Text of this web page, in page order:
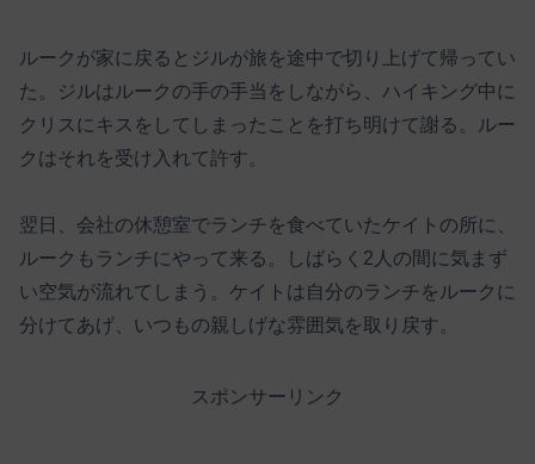
ルークが家に戻るとジルが旅を途中で切り上げて帰ってい
た。ジルはルークの手の手当をしながら、ハイキング中に
クリスにキスをしてしまったことを打ち明けて謝る。ルー
クはそれを受け入れて許す。
翌日、会社の休憩室でランチを食べていたケイトの所に、
ルークもランチにやって来る。しばらく2人の間に気まず
い空気が流れてしまう。ケイトは自分のランチをルークに
分けてあげ、いつもの親しげな雰囲気を取り戻す。
スポンサーリンク